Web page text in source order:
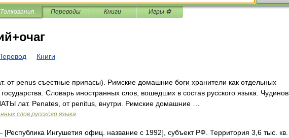
Толкования Переводы Книги Игры ⚽
Книги
от penus съестные припасы). Римские домашние боги хранители как отдельных
Словарь иностранных слов, вошедших в состав русского языка. Чудинов
лат. Penates, от penitus, внутри. Римские домашние …
слов русского языка
[Республика Ингушетия офиц. название с 1992], субъект РФ. Территория 3,6 тыс. кв.